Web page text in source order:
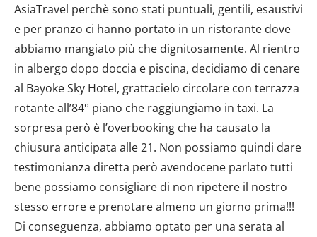
AsiaTravel perchè sono stati puntuali, gentili, esaustivi
e per pranzo ci hanno portato in un ristorante dove
abbiamo mangiato più che dignitosamente. Al rientro
in albergo dopo doccia e piscina, decidiamo di cenare
al Bayoke Sky Hotel, grattacielo circolare con terrazza
rotante all’84° piano che raggiungiamo in taxi. La
sorpresa però è l’overbooking che ha causato la
chiusura anticipata alle 21. Non possiamo quindi dare
testimonianza diretta però avendocene parlato tutti
bene possiamo consigliare di non ripetere il nostro
stesso errore e prenotare almeno un giorno prima!!!
Di conseguenza, abbiamo optato per una serata al